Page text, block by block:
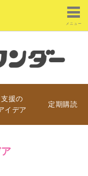
メニュー
支援の
イデア
定期購読